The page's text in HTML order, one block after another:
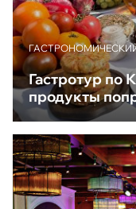
Гастротур по
продукты